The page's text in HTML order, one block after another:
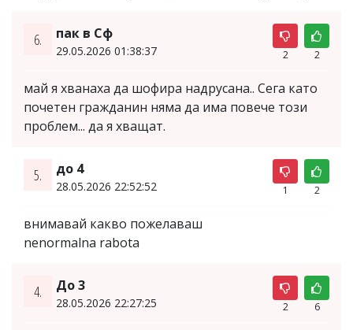
6. пак в Сф
29.05.2026 01:38:37 2 2
май я хванаха да шофира надрусана.. Сега като
почетен гражданин няма да има повече този
проблем... да я хващат.
5. до 4
28.05.2026 22:52:52 1 2
внимавай какво пожелаваш
nenormalna rabota
4. До 3
28.05.2026 22:27:25 2 6